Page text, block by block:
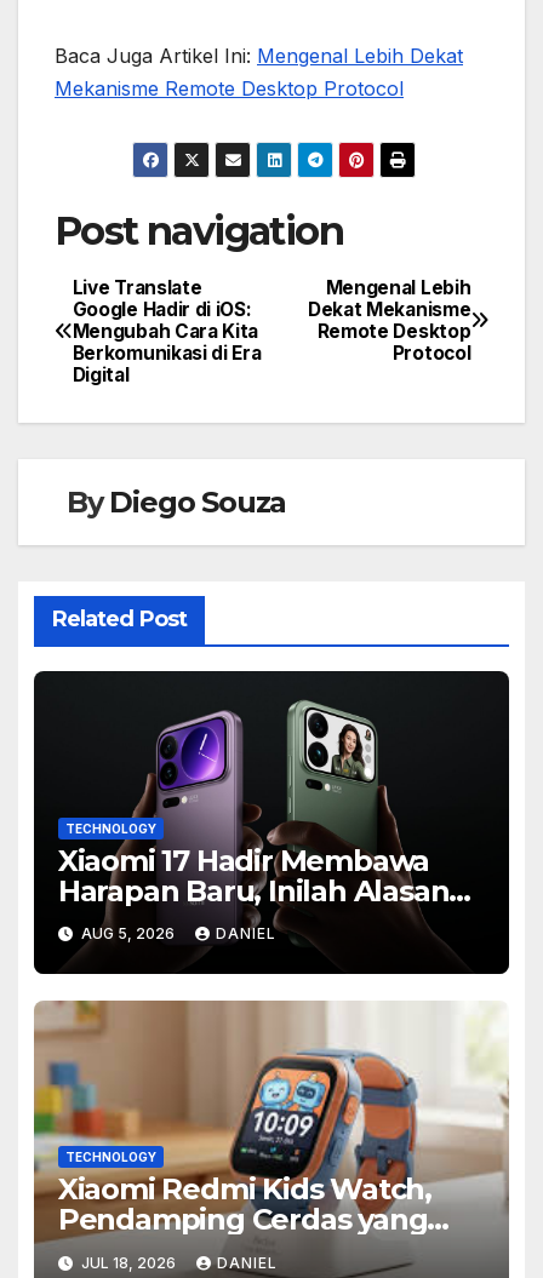
Baca Juga Artikel Ini: Mengenal Lebih Dekat
Mekanisme Remote Desktop Protocol
Post navigation
Mengenal Lebih
Dekat Mekanisme
Remote Desktop
Protocol
Live Translate
Google Hadir di iOS:
Mengubah Cara Kita
Berkomunikasi di Era
Digital
ByDiego Souza
Related Post
TECHNOLOGY
Xiaomi 17 Hadir Membawa
Harapan Baru, Inilah Alasan
Banyak Orang Menantikan
Ponsel Flagship Ini
AUG 5, 2026 DANIEL
TECHNOLOGY
Xiaomi Redmi Kids Watch,
Pendamping Cerdas yang
Membantu Orang Tua
JUL 18, 2026 DANIEL